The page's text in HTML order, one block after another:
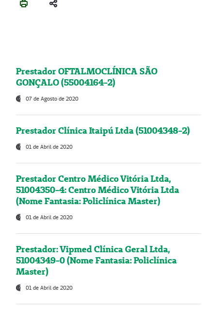
Prestador OFTALMOCLÍNICA SÃO
GONÇALO (55004164-2)
07 de Agosto de 2020
Prestador Clínica Itaipú Ltda (51004348-2)
01 de Abril de 2020
Prestador Centro Médico Vitória Ltda,
51004350-4: Centro Médico Vitória Ltda
(Nome Fantasia: Policlínica Master)
01 de Abril de 2020
Prestador: Vipmed Clínica Geral Ltda,
51004349-0 (Nome Fantasia: Policlínica
Master)
01 de Abril de 2020